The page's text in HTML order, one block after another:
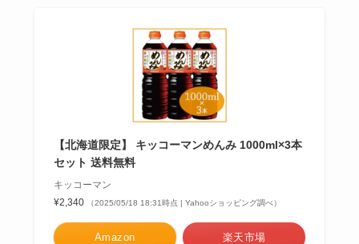
【北海道限定】 キッコーマンめんみ 1000ml×3本
セット 送料無料
キッコーマン
¥2,340
（2025/05/18 18:31時点 | Yahooショッピング調べ）
Amazon 楽天市場